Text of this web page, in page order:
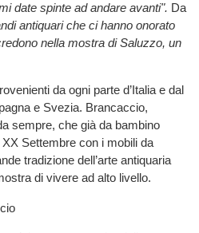
date spinte ad andare avanti". Da
antiquari che ci hanno onorato
nella mostra di Saluzzo, un
da ogni parte d’Italia e dal
e Svezia. Brancaccio,
sempre, che già da bambino
Settembre con i mobili da
tradizione dell’arte antiquaria
di vivere ad alto livello.